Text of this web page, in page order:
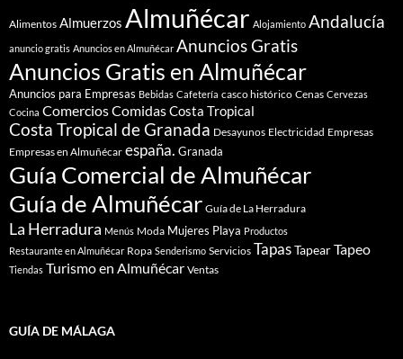
Alimentos Almuerzos Almuñécar Alojamiento Andalucía
anuncio gratis Anuncios en Almuñécar Anuncios Gratis
Anuncios Gratis en Almuñécar
Anuncios para Empresas Bebidas Cafetería casco histórico Cenas Cervezas
Cocina ComerciosComidasCosta Tropical
Costa Tropical de Granada Desayunos Electricidad Empresas
Empresas en Almuñécar españa. Granada
Guía Comercial de Almuñécar
Guía de Almuñécar Guía de La Herradura
La Herradura Menús Moda Mujeres Playa Productos
Restaurante en Almuñécar Ropa Senderismo Servicios TapasTapearTapeo
Tiendas Turismo en Almuñécar Ventas
GUÍA DE MÁLAGA